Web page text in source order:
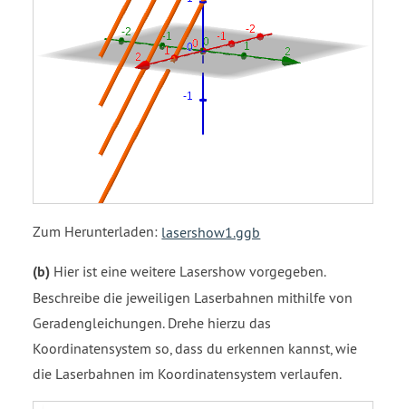
Zum Herunterladen: lasershow1.ggb
(b) Hier ist eine weitere Lasershow vorgegeben.
Beschreibe die jeweiligen Laserbahnen mithilfe von
Geradengleichungen. Drehe hierzu das
Koordinatensystem so, dass du erkennen kannst, wie
die Laserbahnen im Koordinatensystem verlaufen.